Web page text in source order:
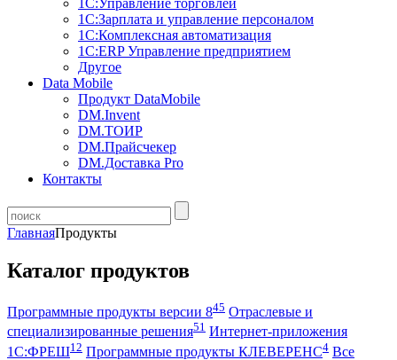
1С:Управление торговлей
1С:Зарплата и управление персоналом
1С:Комплексная автоматизация
1С:ERP Управление предприятием
Другое
Data Mobile
Продукт DataMobile
DM.Invent
DM.ТОИР
DM.Прайсчекер
DM.Доставка Pro
Контакты
ГлавнаяПродукты
Каталог продуктов
Программные продукты версии 845 Отраслевые и
специализированные решения51 Интернет-приложения
1С:ФРЕШ12 Программные продукты КЛЕВЕРЕНС4 Все